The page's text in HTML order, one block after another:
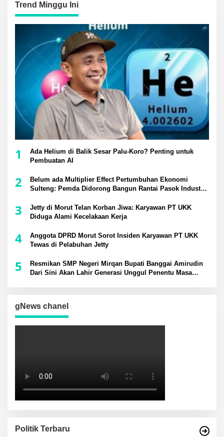
Trend Minggu Ini
1
Ada Helium di Balik Sesar Palu-Koro? Penting untuk
Pembuatan AI
2
Belum ada Multiplier Effect Pertumbuhan Ekonomi
Sulteng: Pemda Didorong Bangun Rantai Pasok Industri
3
Jetty di Morut Telan Korban Jiwa: Karyawan PT UKK
Diduga Alami Kecelakaan Kerja
4
Anggota DPRD Morut Sorot Insiden Karyawan PT UKK
Tewas di Pelabuhan Jetty
5
Resmikan SMP Negeri Mirqan Bupati Banggai Amirudin
Dari Sini Akan Lahir Generasi Unggul Penentu Masa
gNews chanel
Politik Terbaru